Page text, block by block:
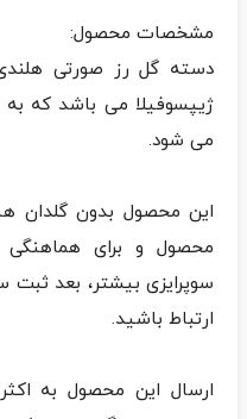
دسته گل رز صورتی
ژیپسوفیلا می باشد که
این محصول بدون گلدان
محصول و برای
سوپرایزی بیشتر، بعد ثبت
ارسال این محصول به